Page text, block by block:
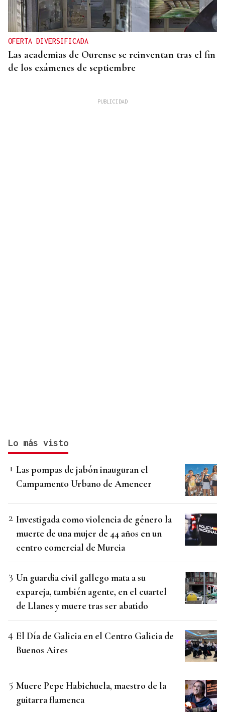
OFERTA DIVERSIFICADA
Las academias de Ourense se reinventan tras el fin
de los exámenes de septiembre
Lo más visto
Las pompas de jabón inauguran el
Campamento Urbano de Amencer
Investigada como violencia de género la
muerte de una mujer de 44 años en un
centro comercial de Murcia
Un guardia civil gallego mata a su
expareja, también agente, en el cuartel
de Llanes y muere tras ser abatido
El Día de Galicia en el Centro Galicia de
Buenos Aires
Muere Pepe Habichuela, maestro de la
guitarra flamenca